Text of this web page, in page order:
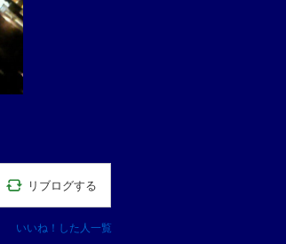
リブログする
いいね！した人一覧